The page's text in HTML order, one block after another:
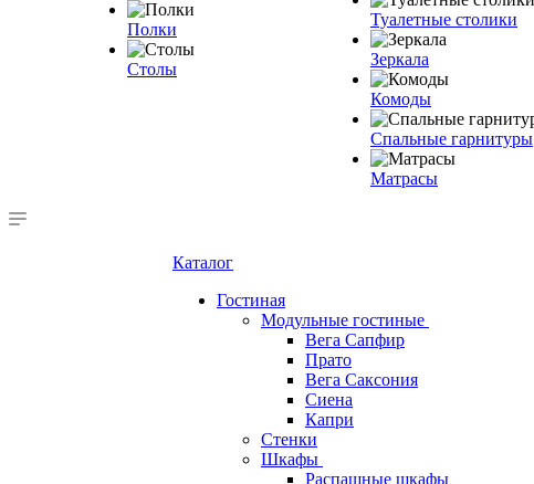
Полки
Столы
Туалетные столики
Зеркала
Комоды
Спальные гарнитуры
Матрасы
Каталог
Гостиная
Модульные гостиные
Вега Сапфир
Прато
Вега Саксония
Сиена
Капри
Стенки
Шкафы
Распашные шкафы